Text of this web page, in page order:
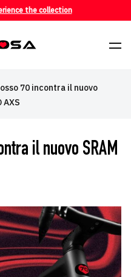
the collection
70 incontra il nuovo
AXS
il nuovo SRAM